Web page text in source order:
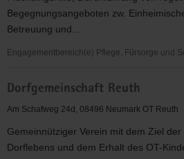
eV
Begegnungsangeboten zw.
Betreuung und...
Engagementbereich(e) Pflege, Fürsorge und
Fabrik
CVJM
Dorfgemeinschaft Reuth
Am Schafweg 24d, 08496 Neumark OT Reuth
Gemeinnütziger Verein mit dem Ziel
Dorflebens und dem Erhalt des OT-